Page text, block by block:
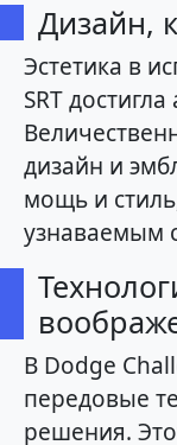
Дизайн,
Эстетика в
SRT
дизайн и
мощь и
узнаваемым
В Dodge
передовые
решения.